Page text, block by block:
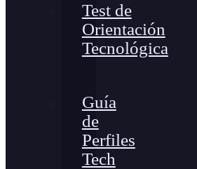
Test de
Orientación
Tecnológica
Guía
de
Perfiles
Tech